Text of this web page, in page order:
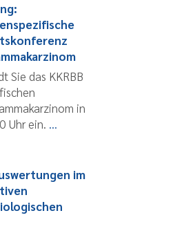
Sie das KKRBB
in
Uhr ein. ...
im